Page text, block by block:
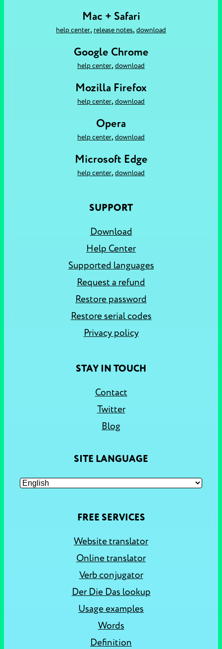
Mac + Safari
help center, release notes, download
Google Chrome
help center, download
Mozilla Firefox
help center, download
Opera
help center, download
Microsoft Edge
help center, download
SUPPORT
Download
Help Center
Supported languages
Request a refund
Restore password
Restore serial codes
Privacy policy
STAY IN TOUCH
Contact
Twitter
Blog
SITE LANGUAGE
FREE SERVICES
Website translator
Online translator
Verb conjugator
Der Die Das lookup
Usage examples
Words
Definition